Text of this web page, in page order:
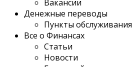
Вакансии
Денежные переводы
Пункты обслуживания
Все о Финансах
Статьи
Новости